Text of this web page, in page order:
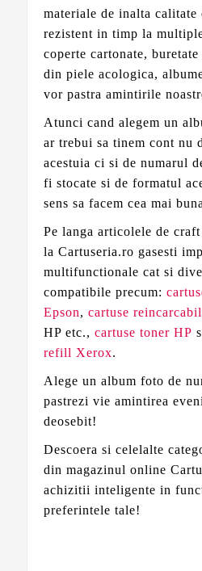
materiale de inalta calitate
rezistent in timp la
coperte cartonate,
din piele acologica,
vor pastra amintirile
Atunci cand alegem un
ar trebui sa tinem cont nu
acestuia ci si de numarul
fi stocate si de formatul
sens sa facem cea mai
Pe langa articolele de
la Cartuseria.ro gasesti
multifunctionale cat si
compatibile precum:
Epson, cartuse
HP etc., cartuse toner HP
refill Xerox.
Alege un album foto de
pastrezi vie amintirea
deosebit!
Descoera si celelalte
din magazinul online
achizitii inteligente in
preferintele tale!